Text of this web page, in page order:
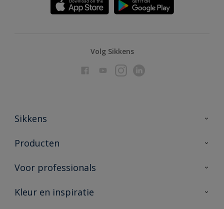
Volg Sikkens
Sikkens
Over Sikkens
Duurzaamheid
Producten
Producten voor binnen
Vind je verkooppunt
Voor professionals
Advies & service
Kleur en inspiratie